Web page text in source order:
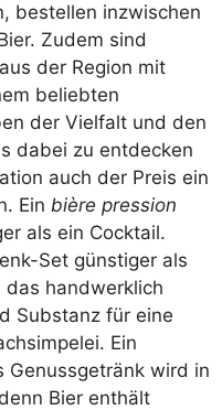
bestellen inzwischen
Zudem sind
der Region mit
beliebten
der Vielfalt und den
dabei zu entdecken
auch der Preis ein
Ein bière pression
als ein Cocktail.
Set günstiger als
das handwerklich
Substanz für eine
Ein
Genussgetränk wird in
Bier enthält